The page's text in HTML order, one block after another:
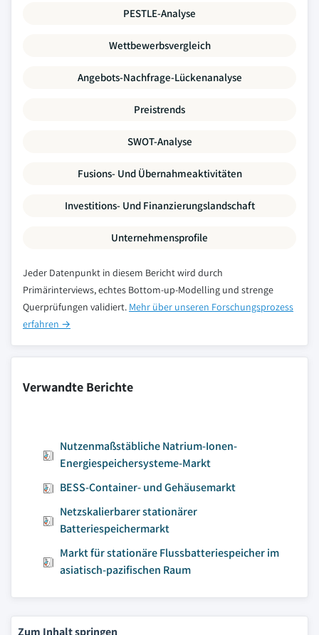
PESTLE-Analyse
Wettbewerbsvergleich
Angebots-Nachfrage-Lückenanalyse
Preistrends
SWOT-Analyse
Fusions- Und Übernahmeaktivitäten
Investitions- Und Finanzierungslandschaft
Unternehmensprofile
Jeder Datenpunkt in diesem Bericht wird durch
Primärinterviews, echtes Bottom-up-Modelling und strenge
Querprüfungen validiert. Mehr über unseren Forschungsprozess
erfahren →
Verwandte Berichte
Nutzenmaßstäbliche Natrium-Ionen-
Energiespeichersysteme-Markt
BESS-Container- und Gehäusemarkt
Netzskalierbarer stationärer
Batteriespeichermarkt
Markt für stationäre Flussbatteriespeicher im
asiatisch-pazifischen Raum
Zum Inhalt springen